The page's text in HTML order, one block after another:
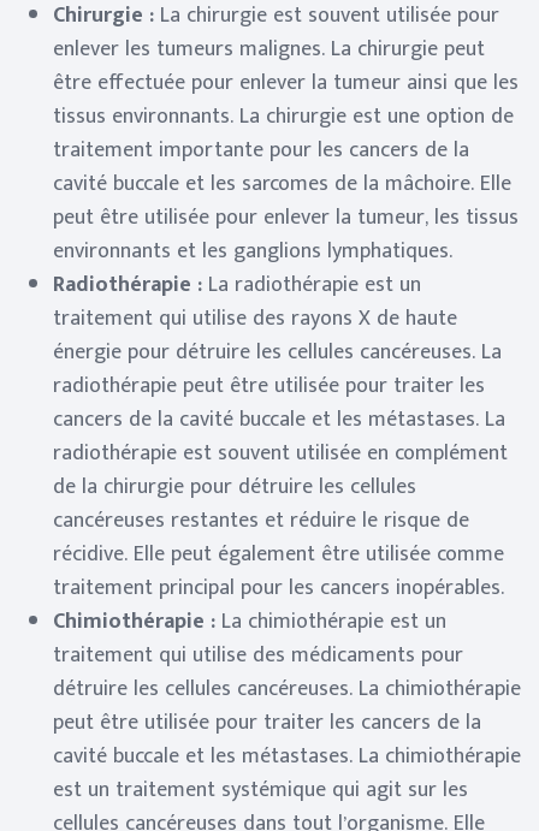
Chirurgie : La chirurgie est souvent utilisée pour
enlever les tumeurs malignes. La chirurgie peut
être effectuée pour enlever la tumeur ainsi que les
tissus environnants. La chirurgie est une option de
traitement importante pour les cancers de la
cavité buccale et les sarcomes de la mâchoire. Elle
peut être utilisée pour enlever la tumeur, les tissus
environnants et les ganglions lymphatiques.
Radiothérapie : La radiothérapie est un
traitement qui utilise des rayons X de haute
énergie pour détruire les cellules cancéreuses. La
radiothérapie peut être utilisée pour traiter les
cancers de la cavité buccale et les métastases. La
radiothérapie est souvent utilisée en complément
de la chirurgie pour détruire les cellules
cancéreuses restantes et réduire le risque de
récidive. Elle peut également être utilisée comme
traitement principal pour les cancers inopérables.
Chimiothérapie : La chimiothérapie est un
traitement qui utilise des médicaments pour
détruire les cellules cancéreuses. La chimiothérapie
peut être utilisée pour traiter les cancers de la
cavité buccale et les métastases. La chimiothérapie
est un traitement systémique qui agit sur les
cellules cancéreuses dans tout l’organisme. Elle